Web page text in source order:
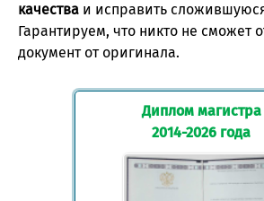
качества и исправить
Гарантируем, что никто не сможет
документ от оригинала.
Диплом магистра
2014-2026 года